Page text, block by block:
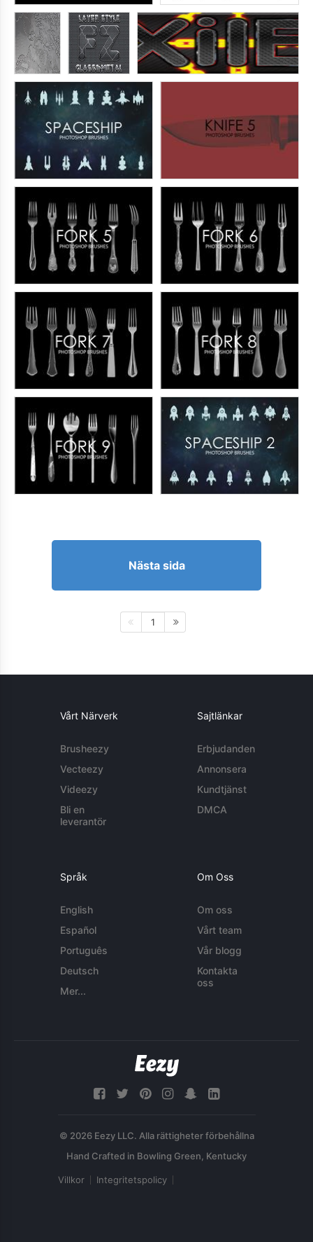
Nästa sida
1
Vårt Närverk
Brusheezy
Vecteezy
Videezy
Bli en
leverantör
Sajtlänkar
Erbjudanden
Annonsera
Kundtjänst
DMCA
Språk
English
Español
Português
Deutsch
Mer...
Om Oss
Om oss
Vårt team
Vår blogg
Kontakta
oss
© 2026 Eezy LLC. Alla rättigheter förbehållna
Villkor Integritetspolicy